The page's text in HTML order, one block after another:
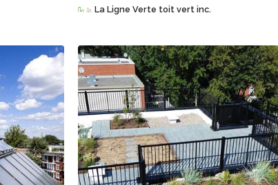
La Ligne Verte toit vert inc.